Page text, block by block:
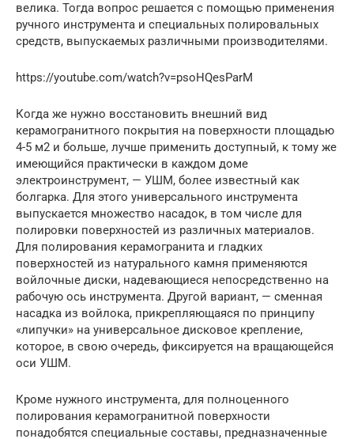
велика. Тогда вопрос решается с помощью применения
ручного инструмента и специальных полировальных
средств, выпускаемых различными производителями.
https://youtube.com/watch?v=psoHQesParM
Когда же нужно восстановить внешний вид
керамогранитного покрытия на поверхности площадью
4-5 м2 и больше, лучше применить доступный, к тому же
имеющийся практически в каждом доме
электроинструмент, — УШМ, более известный как
болгарка. Для этого универсального инструмента
выпускается множество насадок, в том числе для
полировки поверхностей из различных материалов.
Для полирования керамогранита и гладких
поверхностей из натурального камня применяются
войлочные диски, надевающиеся непосредственно на
рабочую ось инструмента. Другой вариант, — сменная
насадка из войлока, прикрепляющаяся по принципу
«липучки» на универсальное дисковое крепление,
которое, в свою очередь, фиксируется на вращающейся
оси УШМ.
Кроме нужного инструмента, для полноценного
полирования керамогранитной поверхности
понадобятся специальные составы, предназначенные